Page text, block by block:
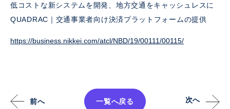
低コストな新システムを開発、地方交通をキャッシュレスに
QUADRAC｜交通事業者向け決済プラットフォームの提供
https://business.nikkei.com/atcl/NBD/19/00111/00115/
前へ 一覧へ戻る 次へ